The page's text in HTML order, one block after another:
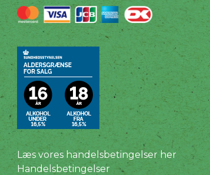
Læs vores handelsbetingelser her
Handelsbetingelser